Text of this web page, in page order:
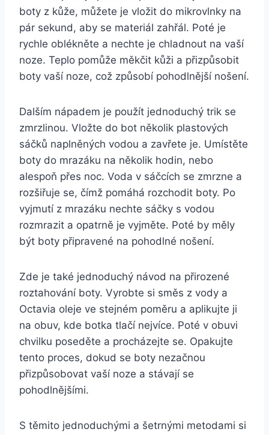
boty​ z kůže, můžete je vložit do mikrovlnky ​na‍
pár sekund, ‌aby ⁢se materiál⁤ zahřál. ‍Poté je
rychle oblékněte a nechte ⁢je chladnout‌ na vaší
noze. Teplo pomůže měkčit ⁤kůži a přizpůsobit
boty vaší noze, což způsobí pohodlnější nošení.
Dalším nápadem je použít jednoduchý ​trik ‌se
zmrzlinou. Vložte do bot⁣ několik plastových
sáčků⁣ naplněných vodou a zavřete je. Umístěte
boty do mrazáku na ‌několik hodin, nebo
alespoň přes⁣ noc. Voda v ‌sáčcích​ se ​zmrzne a
rozšiřuje ‍se, čímž pomáhá rozchodit boty. Po
vyjmutí z mrazáku nechte sáčky s vodou
rozmrazit a opatrně je vyjměte. Poté by měly
být boty připravené ‍na pohodlné nošení.
Zde je také jednoduchý návod na⁤ přirozené
roztahování boty. Vyrobte si ⁤směs z vody a
Octavia oleje ve stejném⁤ poměru a aplikujte ji‍
na obuv, kde botka tlačí nejvíce. Poté v obuvi
chvilku poseděte​ a procházejte se. Opakujte
tento proces, dokud se‌ boty nezačnou
přizpůsobovat vaší noze a stávají se
pohodlnějšími.
S těmito jednoduchými ‌a šetrnými metodami si